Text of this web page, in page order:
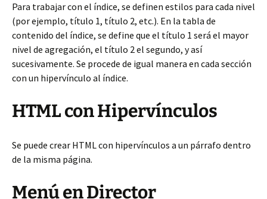
Para trabajar con el índice, se definen estilos para cada nivel
(por ejemplo, título 1, título 2, etc.). En la tabla de
contenido del índice, se define que el título 1 será el mayor
nivel de agregación, el título 2 el segundo, y así
sucesivamente. Se procede de igual manera en cada sección
con un hipervínculo al índice.
HTML con Hipervínculos
Se puede crear HTML con hipervínculos a un párrafo dentro
de la misma página.
Menú en Director